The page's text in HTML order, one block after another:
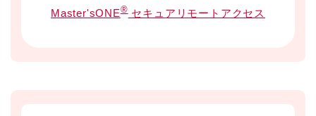
Master'sONE®セキュアリモートアクセス